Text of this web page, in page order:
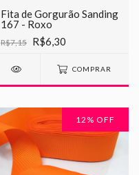
Fita de Gorgurão Sanding
167 - Roxo
R$7,15 R$6,30
COMPRAR
12 % OFF